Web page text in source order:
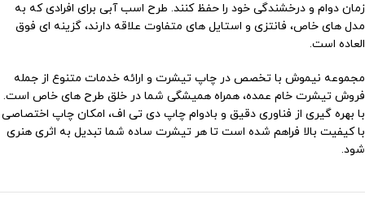
زمان دوام و درخشندگی خود را حفظ کنند. طرح اسب آبی برای افرادی که به
مدل های خاص، فانتزی و استایل های متفاوت علاقه دارند، گزینه ای فوق
العاده است.
مجموعه نیموش با تخصص در چاپ تیشرت و ارائه خدمات متنوع از جمله
فروش تیشرت خام عمده، همراه همیشگی شما در خلق طرح های خاص است.
با بهره گیری از فناوری دقیق و بادوام چاپ دی تی اف، امکان چاپ اختصاصی
با کیفیت بالا فراهم شده است تا هر تیشرت ساده شما تبدیل به اثری هنری
شود.